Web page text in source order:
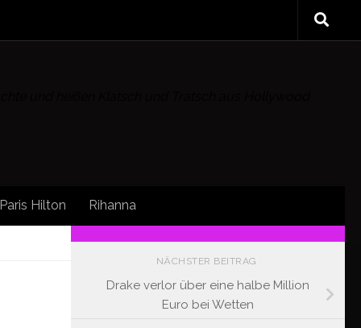
Paris Hilton Rihanna
NÄCHSTER BEITRAG
Drake verlor über eine halbe Million
Euro bei Wetten